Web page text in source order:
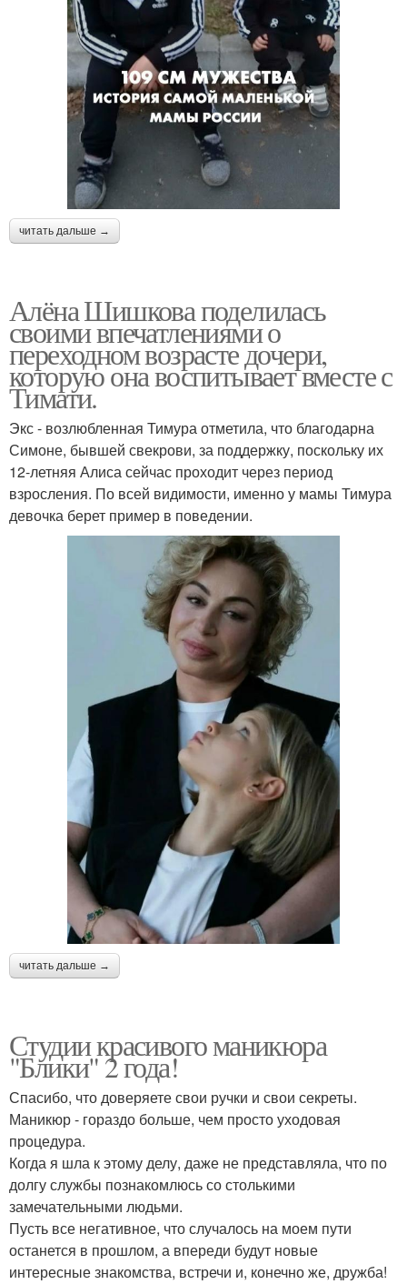
читать дальше →
Алёна Шишкова поделилась
своими впечатлениями о
переходном возрасте дочери,
которую она воспитывает вместе с
Тимати.
Экс - возлюбленная Тимура отметила, что благодарна
Симоне, бывшей свекрови, за поддержку, поскольку их
12-летняя Алиса сейчас проходит через период
взросления. По всей видимости, именно у мамы Тимура
девочка берет пример в поведении.
читать дальше →
Студии красивого маникюра
"Блики" 2 года!
Спасибо, что доверяете свои ручки и свои секреты.
Маникюр - гораздо больше, чем просто уходовая
процедура.
Когда я шла к этому делу, даже не представляла, что по
долгу службы познакомлюсь со столькими
замечательными людьми.
Пусть все негативное, что случалось на моем пути
останется в прошлом, а впереди будут новые
интересные знакомства, встречи и, конечно же, дружба!